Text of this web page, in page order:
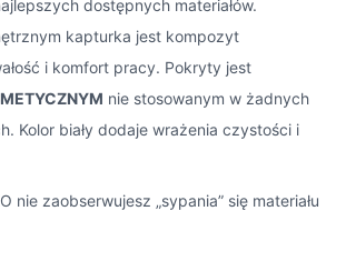
dostępnych materiałów.
kapturka jest kompozyt
i komfort pracy. Pokryty jest
nie stosowanym w żadnych
Kolor biały dodaje wrażenia czystości i
nie zaobserwujesz „sypania” się materiału